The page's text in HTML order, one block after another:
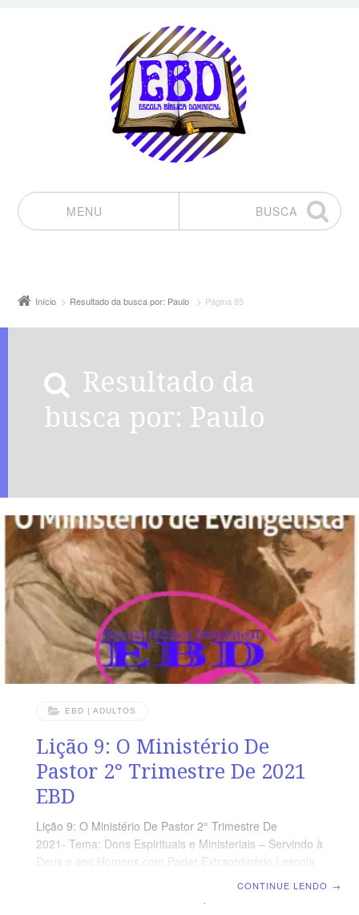
MENU
BUSCA
Início Resultado da busca por: Paulo Página 85
Resultado da
busca por: Paulo
EBD | ADULTOS
Lição 9: O Ministério De
Pastor 2° Trimestre De 2021
EBD
Lição 9: O Ministério De Pastor 2° Trimestre De
2021- Tema: Dons Espirituais e Ministeriais – Servindo à
Deus e aos Homens com Poder Extraordinário | escola
CONTINUE LENDO →